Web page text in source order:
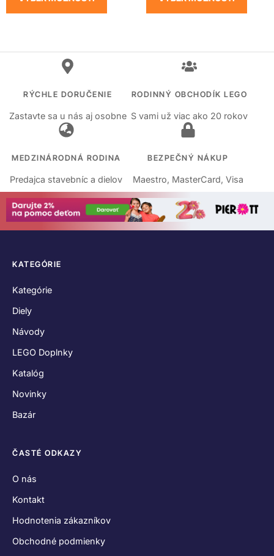
RÝCHLE DORUČENIE
Zastavte sa u nás aj osobne
RODINNÝ OBCHODÍK LEGO
S vami už viac ako 20 rokov
MEDZINÁRODNÁ RODINA
Predajca stavebníc a dielov
BEZPEČNÝ NÁKUP
Maestro, MasterCard, Visa
KATEGÓRIE
Kategórie
Diely
Návody
LEGO Doplnky
Katalóg
Novinky
Bazár
ČASTÉ ODKAZY
O nás
Kontakt
Hodnotenia zákazníkov
Obchodné podmienky